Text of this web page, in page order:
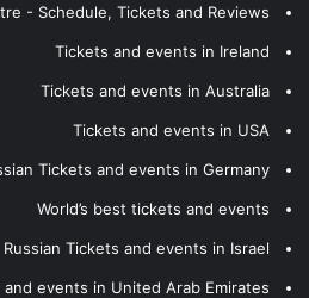
- Schedule, Tickets and Reviews
Tickets and events in Ireland
Tickets and events in Australia
Tickets and events in USA
Tickets and events in Germany
World’s best tickets and events
Russian Tickets and events in Israel
and events in United Arab Emirates